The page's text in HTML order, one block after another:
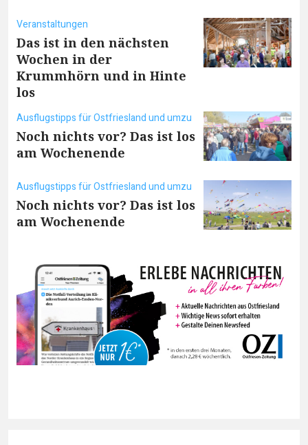
Veranstaltungen
Das ist in den nächsten
Wochen in der
Krummhörn und in Hinte
los
Ausflugstipps für Ostfriesland und umzu
Noch nichts vor? Das ist los
am Wochenende
Ausflugstipps für Ostfriesland und umzu
Noch nichts vor? Das ist los
am Wochenende